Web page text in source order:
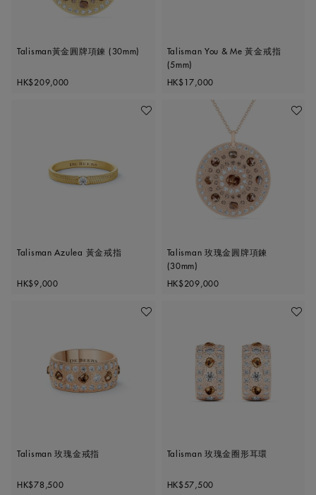
Talisman黃金圓牌項鍊 (30mm)
Original price
HK$209,000
Talisman You & Me 黃金戒指
(5mm)
Original price
HK$17,000
加入喜愛清單
Talisman Azulea 黃金戒指
Original price
HK$9,000
加入喜
Talisman 玫瑰金圓牌項鍊
(30mm)
Original price
HK$209,000
加入喜愛清單
Talisman 玫瑰金戒指
Original price
HK$78,500
加入喜
Talisman 玫瑰金圈形耳環
Original price
HK$57,500